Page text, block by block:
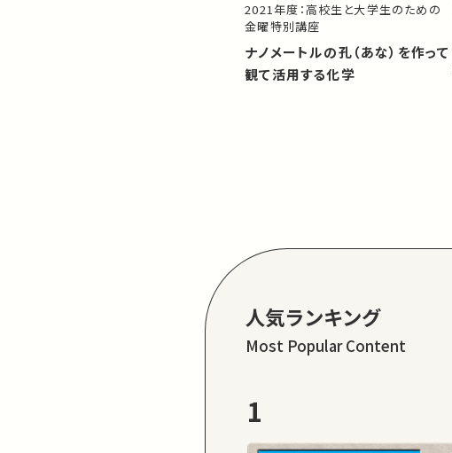
2021年度：高校生と大学生のための
金曜特別講座
ナノメートルの孔（あな）を作って
観て活用する化学
人気ランキング
Most Popular Content
1